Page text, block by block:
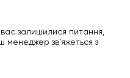
залишилися питання,
менеджер зв’яжеться з